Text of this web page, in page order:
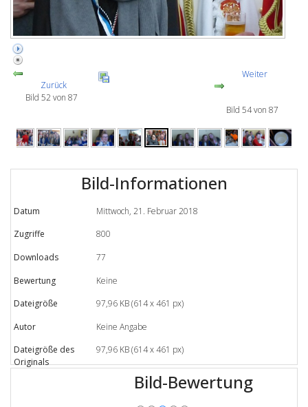
Zurück
Bild 52 von 87
Weiter
Bild 54 von 87
Bild-Informationen
Datum
Mittwoch, 21. Februar 2018
Zugriffe
800
Downloads
77
Bewertung
Keine
Dateigröße
97,96 KB (614 x 461 px)
Autor
Keine Angabe
Dateigröße des
Originals
97,96 KB (614 x 461 px)
Bild-Bewertung